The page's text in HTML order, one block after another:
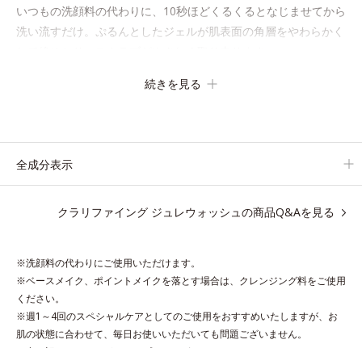
いつもの洗顔料の代わりに、10秒ほどくるくるとなじませてから
洗い流すだけ。ぷるんとしたジェルが肌表面の角層をやわらかく
ング処方と、贅沢に配合された保湿成分。
顔色がどんよりしている、ファンデのノリがイマイチ、肌のざら
お悩みが気になるときに。
*1 角層肥厚や乾燥などによる
*2 汚れを除去することで健やかな肌を保ち、うるおいを保つこ
とで肌を整えること
*3 加水分解コンキオリン
続きを見る
全成分表示
クラリファイング ジュレウォッシュの商品Q&Aを見る
※洗顔料の代わりにご使用いただけます。
※ベースメイク、ポイントメイクを落とす場合は、クレンジング料をご使用
ください。
※週1～4回のスペシャルケアとしてのご使用をおすすめいたしますが、お
肌の状態に合わせて、毎日お使いいただいても問題ございません。